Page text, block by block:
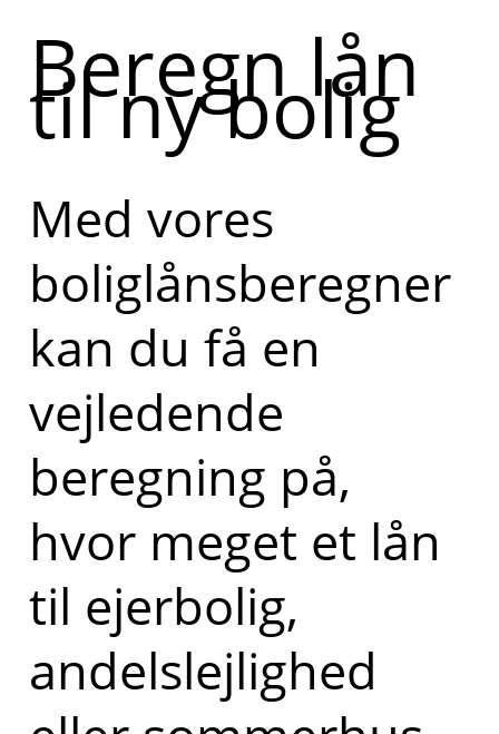
Beregn lån
til ny bolig
Med vores
boliglånsberegner
kan du få en
vejledende
beregning på,
hvor meget et lån
til ejerbolig,
andelslejlighed